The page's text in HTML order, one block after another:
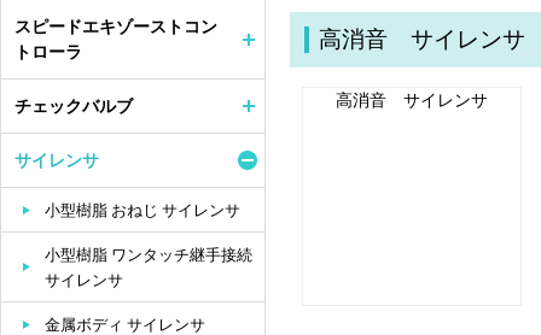
高消音 サイレンサ
高消音 サイレンサ
スピードエキゾーストコン
トローラ
チェックバルブ
サイレンサ
小型樹脂 おねじ サイレンサ
小型樹脂 ワンタッチ継手接続
サイレンサ
金属ボディ サイレンサ